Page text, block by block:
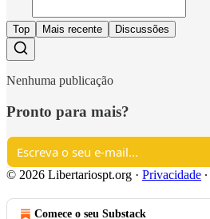
Top Mais recente Discussões
Nenhuma publicação
Pronto para mais?
© 2026 Libertariospt.org · Privacidade ∙
Comece o seu Substack